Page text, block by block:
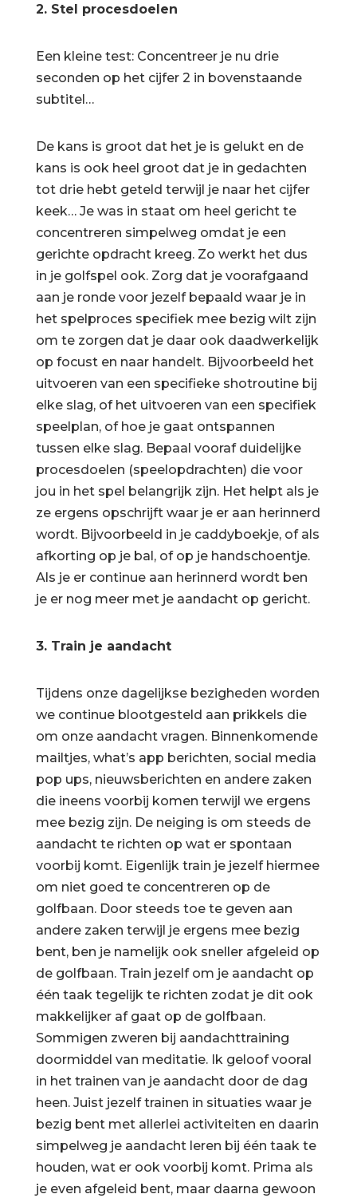
2. Stel procesdoelen
Een kleine test: Concentreer je nu drie
seconden op het cijfer 2 in bovenstaande
subtitel…
De kans is groot dat het je is gelukt en de
kans is ook heel groot dat je in gedachten
tot drie hebt geteld terwijl je naar het cijfer
keek… Je was in staat om heel gericht te
concentreren simpelweg omdat je een
gerichte opdracht kreeg. Zo werkt het dus
in je golfspel ook. Zorg dat je voorafgaand
aan je ronde voor jezelf bepaald waar je in
het spelproces specifiek mee bezig wilt zijn
om te zorgen dat je daar ook daadwerkelijk
op focust en naar handelt. Bijvoorbeeld het
uitvoeren van een specifieke shotroutine bij
elke slag, of het uitvoeren van een specifiek
speelplan, of hoe je gaat ontspannen
tussen elke slag. Bepaal vooraf duidelijke
procesdoelen (speelopdrachten) die voor
jou in het spel belangrijk zijn. Het helpt als je
ze ergens opschrijft waar je er aan herinnerd
wordt. Bijvoorbeeld in je caddyboekje, of als
afkorting op je bal, of op je handschoentje.
Als je er continue aan herinnerd wordt ben
je er nog meer met je aandacht op gericht.
3. Train je aandacht
Tijdens onze dagelijkse bezigheden worden
we continue blootgesteld aan prikkels die
om onze aandacht vragen. Binnenkomende
mailtjes, what’s app berichten, social media
pop ups, nieuwsberichten en andere zaken
die ineens voorbij komen terwijl we ergens
mee bezig zijn. De neiging is om steeds de
aandacht te richten op wat er spontaan
voorbij komt. Eigenlijk train je jezelf hiermee
om niet goed te concentreren op de
golfbaan. Door steeds toe te geven aan
andere zaken terwijl je ergens mee bezig
bent, ben je namelijk ook sneller afgeleid op
de golfbaan. Train jezelf om je aandacht op
één taak tegelijk te richten zodat je dit ook
makkelijker af gaat op de golfbaan.
Sommigen zweren bij aandachttraining
doormiddel van meditatie. Ik geloof vooral
in het trainen van je aandacht door de dag
heen. Juist jezelf trainen in situaties waar je
bezig bent met allerlei activiteiten en daarin
simpelweg je aandacht leren bij één taak te
houden, wat er ook voorbij komt. Prima als
je even afgeleid bent, maar daarna gewoon